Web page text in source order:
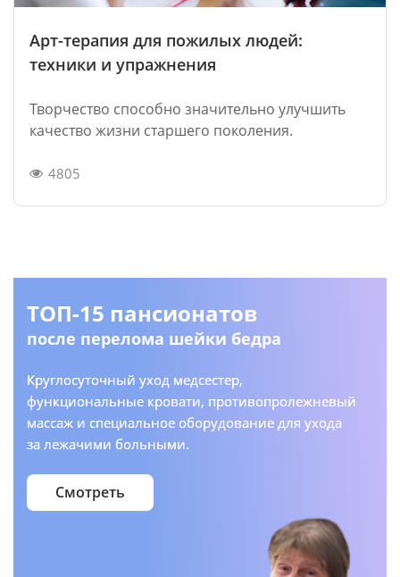
ТОП-15 пансионатов
после перелома шейки бедра
Круглосуточный уход медсестер,
функциональные кровати, противопролежневый
массаж и специальное оборудование для ухода
за лежачими больными.
Смотреть
Арт-терапия для пожилых людей:
техники и упражнения
Творчество способно значительно улучшить
качество жизни старшего поколения.
4805